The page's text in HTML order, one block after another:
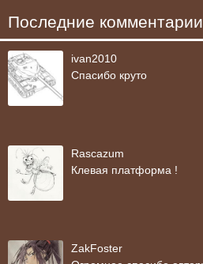
Последние комментарии
ivan2010
Спасибо круто
Rascazum
Клевая платформа !
ZakFoster